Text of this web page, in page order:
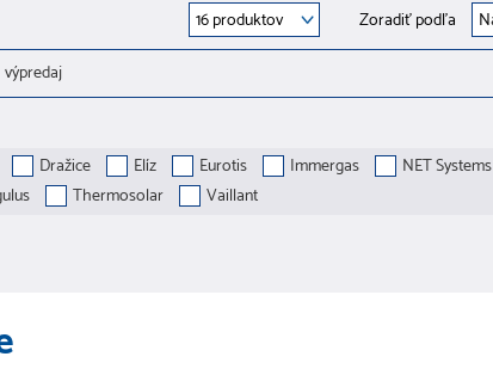
Zoradiť podľa
výpredaj
Dražice Elíz Eurotis Immergas
NET Systems
Thermosolar Vaillant